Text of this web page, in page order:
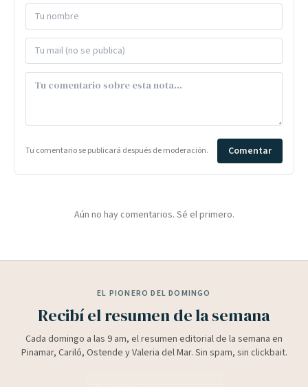
Tu comentario se publicará después de moderación. Comentar
Aún no hay comentarios. Sé el primero.
EL PIONERO DEL DOMINGO
Recibí el resumen de la semana
Cada domingo a las 9 am, el resumen editorial de la semana en
Pinamar, Cariló, Ostende y Valeria del Mar. Sin spam, sin clickbait.